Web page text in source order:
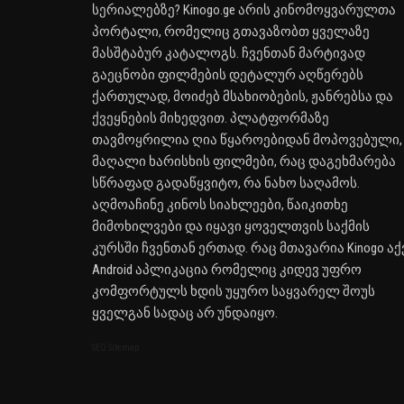
სერიალებზე? Kinogo.ge არის კინომოყვარულთა
პორტალი, რომელიც გთავაზობთ ყველაზე
მასშტაბურ კატალოგს. ჩვენთან მარტივად
გაეცნობი ფილმების დეტალურ აღწერებს
ქართულად, მოიძებ მსახიობების, ჟანრებსა და
ქვეყნების მიხედვით. პლატფორმაზე
თავმოყრილია ღია წყაროებიდან მოპოვებული,
მაღალი ხარისხის ფილმები, რაც დაგეხმარება
სწრაფად გადაწყვიტო, რა ნახო საღამოს.
აღმოაჩინე კინოს სიახლეები, წაიკითხე
მიმოხილვები და იყავი ყოველთვის საქმის
კურსში ჩვენთან ერთად. რაც მთავარია Kinogo
Android აპლიკაცია რომელიც კიდევ უფრო
კომფორტულს ხდის უყურო საყვარელ შოუს
ყველგან სადაც არ უნდაიყო.